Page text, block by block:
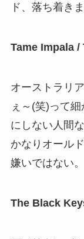
ド、落ち着き
Tame Impala
オーストラリ
ぇ～(笑)って
にしない人間
かなりオール
嫌いではない。
The Black